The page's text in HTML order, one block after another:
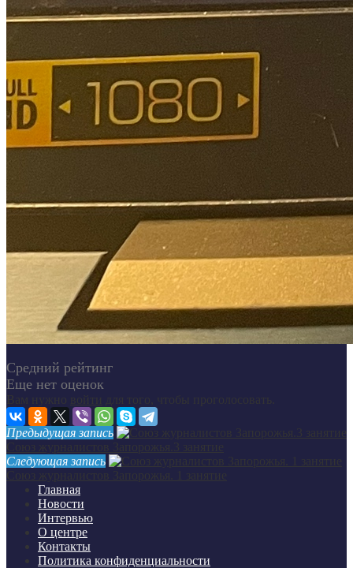
Средний рейтинг
Еще нет оценок
Предыдущая запись
Следующая запись
Главная
Новости
Интервью
О центре
Контакты
Политика конфиденциальности